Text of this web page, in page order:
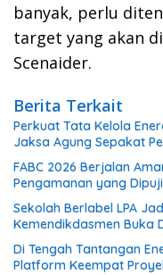
banyak, perlu
target yang akan
Scenaider.
Berita Terkait
Perkuat Tata Kelola
Jaksa Agung Sepakat
FABC 2026 Berjalan
Pengamanan yang Dipuji
Sekolah Berlabel LPA
Kemendikdasmen Buka
Di Tengah Tantangan
Platform Keempat